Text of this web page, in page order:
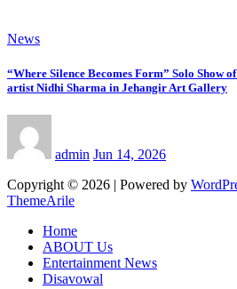
News
“Where Silence Becomes Form” Solo Show
artist Nidhi Sharma in Jehangir Art Gallery
admin Jun 14, 2026
Copyright © 2026 | Powered by
ThemeArile
Home
ABOUT Us
Entertainment News
Disavowal